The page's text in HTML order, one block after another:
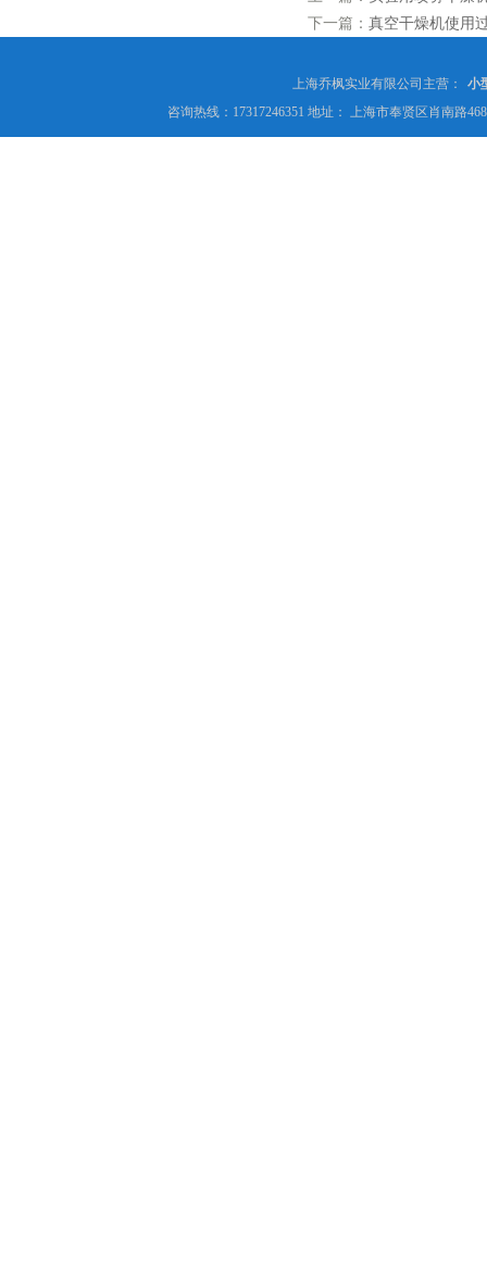
下一篇： 真空干燥机使用
上海乔枫实业有限公司主营：
小
咨询热线：17317246351 地址： 上海市奉贤区肖南路